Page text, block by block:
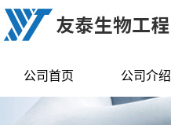
公司首页 公司介绍